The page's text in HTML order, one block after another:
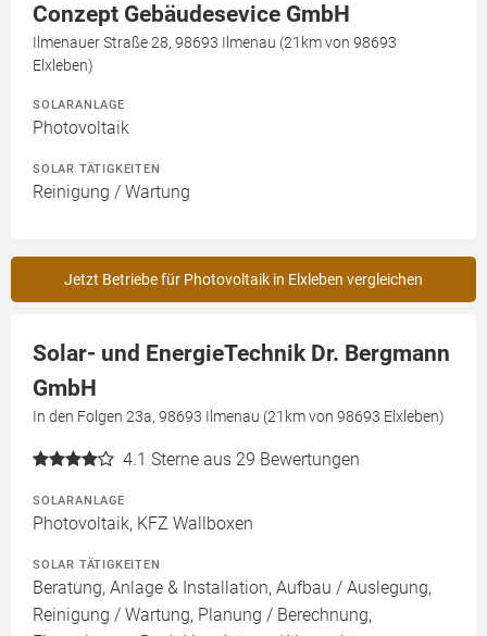
Conzept Gebäudesevice GmbH
Ilmenauer Straße 28, 98693 Ilmenau (21km von 98693
Elxleben)
SOLARANLAGE
Photovoltaik
SOLAR TÄTIGKEITEN
Reinigung / Wartung
Jetzt Betriebe für Photovoltaik in Elxleben vergleichen
Solar- und EnergieTechnik Dr. Bergmann
GmbH
In den Folgen 23a, 98693 Ilmenau (21km von 98693 Elxleben)
4.1 Sterne aus 29 Bewertungen
SOLARANLAGE
Photovoltaik, KFZ Wallboxen
SOLAR TÄTIGKEITEN
Beratung, Anlage & Installation, Aufbau / Auslegung,
Reinigung / Wartung, Planung / Berechnung,